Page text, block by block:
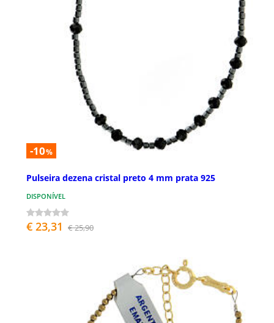
-10%
Pulseira dezena cristal preto 4 mm prata 925
DISPONÍVEL
€ 23,31 € 25,90